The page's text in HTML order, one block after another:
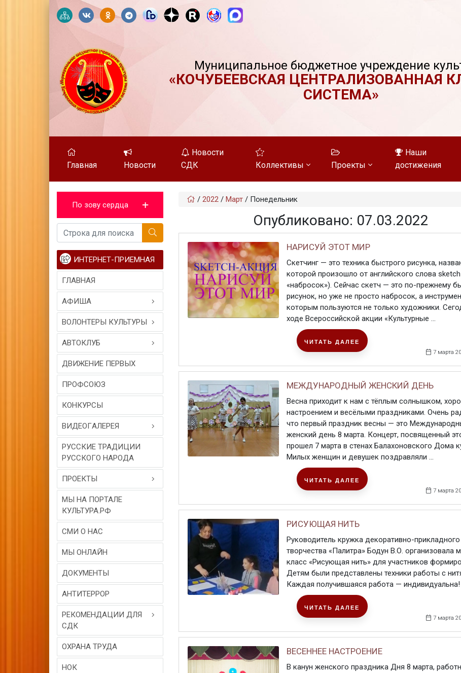
Муниципальное бюджетное учреждение
«КОЧУБЕЕВСКАЯ ЦЕНТРАЛИЗОВАННАЯ
СИСТЕМА»
Главная Новости
Новости
СДК
Коллективы Проекты
Наши
достижения
По зову сердца
ИНТЕРНЕТ-ПРИЕМНАЯ
ГЛАВНАЯ
АФИША
ВОЛОНТЕРЫ КУЛЬТУРЫ
АВТОКЛУБ
ДВИЖЕНИЕ ПЕРВЫХ
ПРОФСОЮЗ
КОНКУРСЫ
ВИДЕОГAЛЕРЕЯ
РУССКИЕ ТРАДИЦИИ
РУССКОГО НАРОДА
ПРОЕКТЫ
МЫ НА ПОРТАЛЕ
КУЛЬТУРА.РФ
СМИ О НАС
МЫ ОНЛАЙН
ДОКУМЕНТЫ
АНТИТЕРРОР
РЕКОМЕНДАЦИИ ДЛЯ
СДК
ОХРАНА ТРУДА
НОК
/ 2022/ Март/ Понедельник
Опубликовано: 07.03.2022
НАРИСУЙ ЭТОТ МИР
Скетчинг — это техника быстрого рисунка,
которой произошло от английского слова sketch
«набросок»). Сейчас скетч — это по-прежнему
рисунок, но уже не просто набросок, а
которым пользуются не только художники.
ходе Всероссийской акции «Культурные ...
7 марта
ЧИТАТЬ ДАЛЕЕ
МЕЖДУНАРОДНЫЙ ЖЕНСКИЙ ДЕНЬ
Весна приходит к нам с тёплым солнышком,
настроением и весёлыми праздниками. Очень
что первый праздник весны — это
женский день 8 марта. Концерт, посвященный
прошел 7 марта в стенах Балахоновского Дома
Милых женщин и девушек поздравляли ...
7 марта
ЧИТАТЬ ДАЛЕЕ
РИСУЮЩАЯ НИТЬ
Руководитель кружка декоративно-прикладного
творчества «Палитра» Бодун В.О. организовала
класс «Рисующая нить» для участников
Детям были представлены техники работы с
Каждая получившаяся работа — индивидуальна!
7 марта
ЧИТАТЬ ДАЛЕЕ
ВЕСЕННЕЕ НАСТРОЕНИЕ
В канун женского праздника Дня 8 марта,